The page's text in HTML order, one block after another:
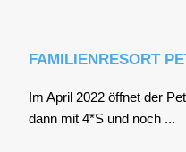
FAMILIENRESORT
Im April 2022 öff­net der
dann mit 4*S und noch ...